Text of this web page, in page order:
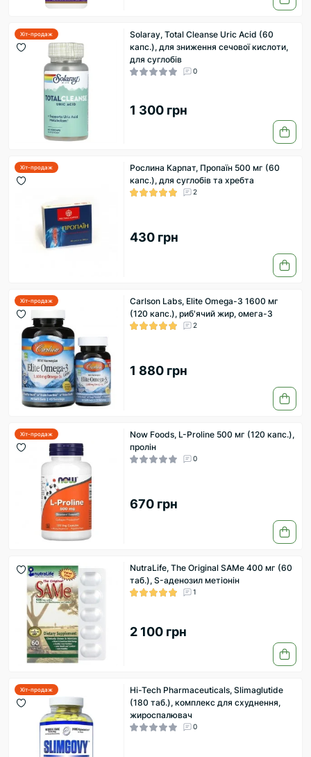
Хіт-продаж
Solaray, Total Cleanse Uric Acid (60
капс.), для зниження сечової кислоти,
для суглобів
0
1 300 грн
Хіт-продаж
Рослина Карпат, Пропаїн 500 мг (60
капс.), для суглобів та хребта
2
430 грн
Хіт-продаж
Carlson Labs, Elite Omega-3 1600 мг
(120 капс.), риб'ячий жир, омега-3
2
1 880 грн
Хіт-продаж
Now Foods, L-Proline 500 мг (120 капс.),
пролін
0
670 грн
NutraLife, The Original SAMe 400 мг (60
таб.), S-аденозил метіонін
1
2 100 грн
Хіт-продаж
Hi-Tech Pharmaceuticals, Slimaglutide
(180 таб.), комплекс для схуднення,
жироспалювач
0